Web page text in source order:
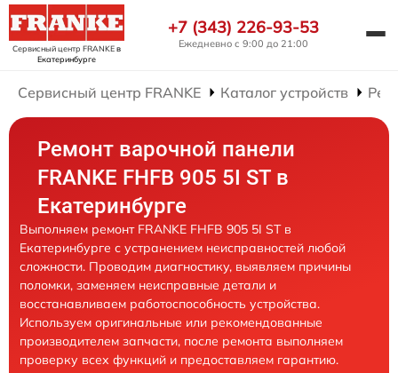
Сервисный центр FRANKEв
Екатеринбурге
+7 (343) 226-93-53
Ежедневно с 9:00 до 21:00
Сервисный центр FRANKE Каталог устройств
Ремонт варочной панели
FRANKE FHFB 905 5I ST в
Екатеринбурге
Выполняем ремонт FRANKE FHFB 905 5I ST в
Екатеринбурге с устранением неисправностей любой
сложности. Проводим диагностику, выявляем причины
поломки, заменяем неисправные детали и
восстанавливаем работоспособность устройства.
Используем оригинальные или рекомендованные
производителем запчасти, после ремонта выполняем
проверку всех функций и предоставляем гарантию.